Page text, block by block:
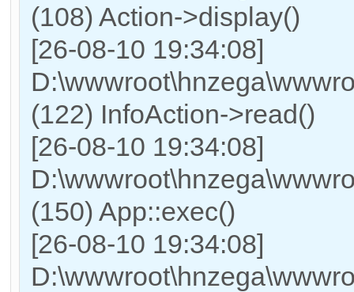
(108) Action->display()
[26-08-10 19:34:08]
(122) InfoAction->read()
[26-08-10 19:34:08]
(150) App::exec()
[26-08-10 19:34:08]